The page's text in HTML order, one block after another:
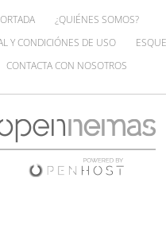
¿QUIÉNES SOMOS?
Y CONDICIÓNES DE USO
CONTACTA CON NOSOTROS